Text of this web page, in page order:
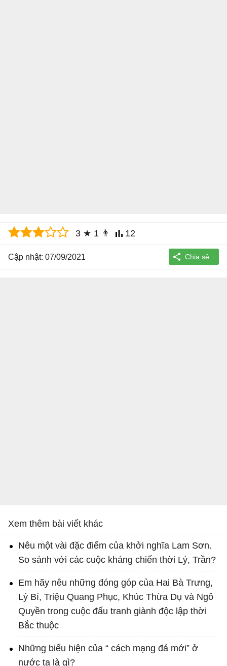
3 ★ 1 👨 12
Cập nhật: 07/09/2021
Xem thêm bài viết khác
Nêu một vài đặc điểm của khởi nghĩa Lam Sơn.
So sánh với các cuộc kháng chiến thời Lý, Trần?
Em hãy nêu những đóng góp của Hai Bà Trưng,
Lý Bí, Triệu Quang Phục, Khúc Thừa Dụ và Ngô
Quyền trong cuộc đấu tranh giành độc lập thời
Bắc thuộc
Những biểu hiện của “ cách mạng đá mới” ở
nước ta là gì?